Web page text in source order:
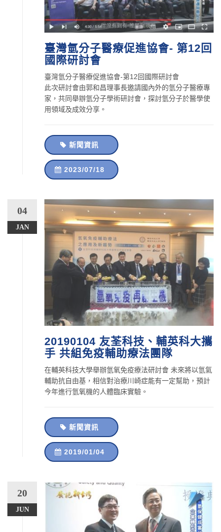
臺灣氫分子醫療促進協會- 第12回
國際研討會
臺灣氫分子醫療促進協會-第12回國際研討會
此次研討會由郭和昌理事長邀請國內外的氫分子醫療專
家，共同舉辦氫分子學術研討會，探討氫分子於醫學使
用領域及成效分享。
新聞資訊
2023/07/18
04
JAN
20190104 友荃科技、輔英科大攜
手 共組免疫輔助療法團隊
在輔英科技大學舉辦氫氧免疫療法研討會 未來將以氫氣
輔助抗自由基，相信對治療川崎症能有一定幫助，預計
今年進行氫氧機的人體臨床實驗。
新聞資訊
2019/01/04
20
JUN